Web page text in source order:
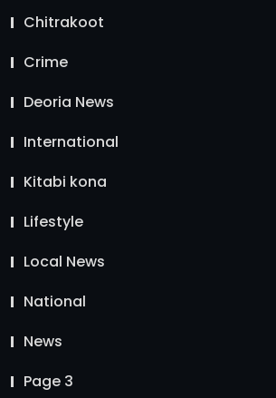
Chitrakoot
Crime
Deoria News
International
Kitabi kona
Lifestyle
Local News
National
News
Page 3